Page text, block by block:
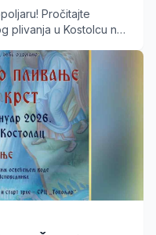
Pročitajte
plivanja u Kostolcu na